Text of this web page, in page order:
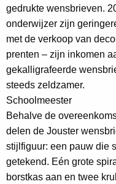
gedrukte wensbrieven.
onderwijzer zijn
met de verkoop van
prenten – zijn inkomen
gekalligrafeerde
steeds zeldzamer.
Schoolmeester
Behalve de
delen de Jouster
stijlfiguur: een pauw die
getekend. Eén grote
borstkas aan en twee